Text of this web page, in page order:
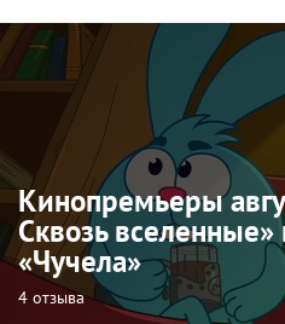
Кинопремьеры
Сквозь
«Чучела»
4 отзыва